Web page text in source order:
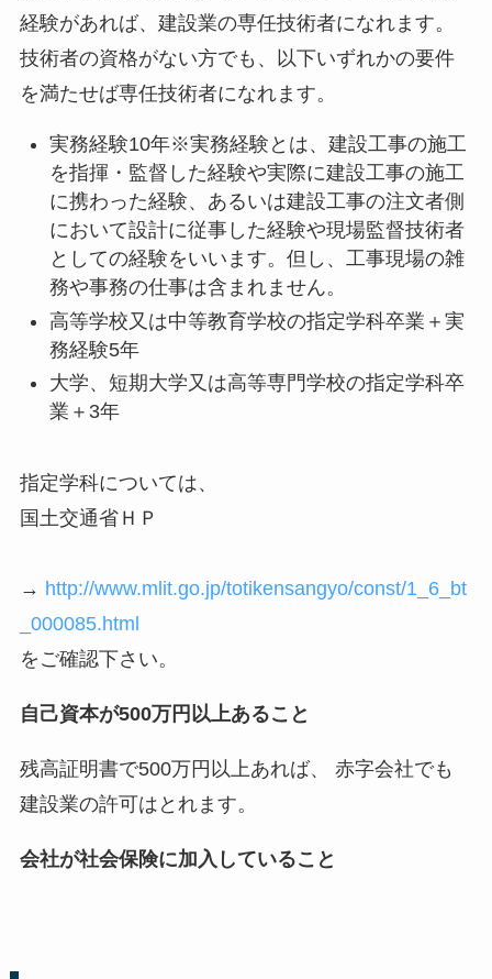
経験があれば、建設業の専任技術者になれます。
技術者の資格がない方でも、以下いずれかの要件
を満たせば専任技術者になれます。
実務経験10年※実務経験とは、建設工事の施工
を指揮・監督した経験や実際に建設工事の施工
に携わった経験、あるいは建設工事の注文者側
において設計に従事した経験や現場監督技術者
としての経験をいいます。但し、工事現場の雑
務や事務の仕事は含まれません。
高等学校又は中等教育学校の指定学科卒業＋実
務経験5年
大学、短期大学又は高等専門学校の指定学科卒
業＋3年
指定学科については、
国土交通省ＨＰ
→ http://www.mlit.go.jp/totikensangyo/const/1_6_bt
_000085.html
をご確認下さい。
自己資本が500万円以上あること
残高証明書で500万円以上あれば、 赤字会社でも
建設業の許可はとれます。
会社が社会保険に加入していること